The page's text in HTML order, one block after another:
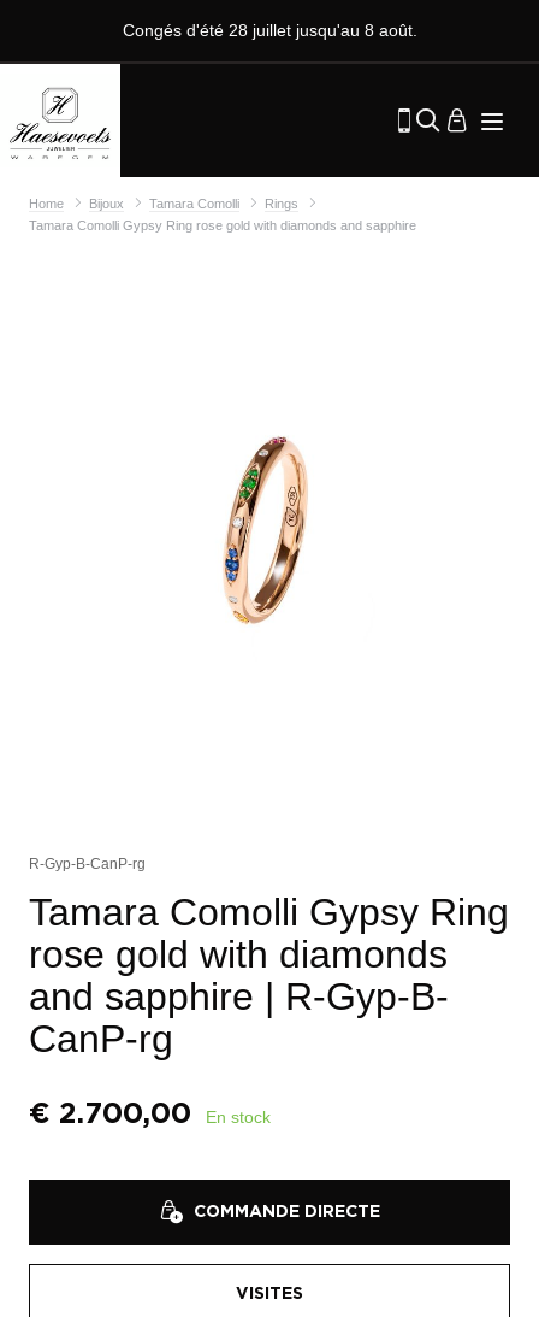
Congés d'été 28 juillet jusqu'au 8 août.
Home Bijoux Tamara Comolli
Rings
Tamara Comolli Gypsy Ring rose gold with diamonds and sapphire
R-Gyp-B-CanP-rg
Tamara Comolli Gypsy Ring
rose gold with diamonds
and sapphire | R-Gyp-B-
CanP-rg
€ 2.700,00 En stock
COMMANDE DIRECTE
VISITES